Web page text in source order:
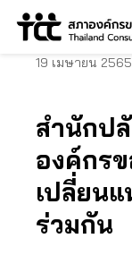
Skip
19 เมษายน 2565
สำนักป
องค์กร
เปลี่ยน
ร่วมกัน